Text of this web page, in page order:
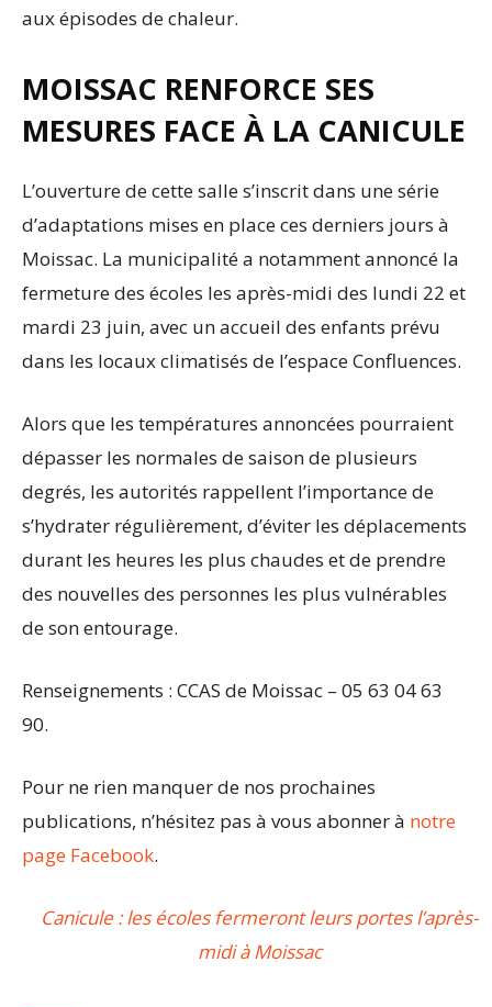
aux épisodes de chaleur.
MOISSAC RENFORCE SES
MESURES FACE À LA CANICULE
L’ouverture de cette salle s’inscrit dans une série
d’adaptations mises en place ces derniers jours à
Moissac. La municipalité a notamment annoncé la
fermeture des écoles les après-midi des lundi 22 et
mardi 23 juin, avec un accueil des enfants prévu
dans les locaux climatisés de l’espace Confluences.
Alors que les températures annoncées pourraient
dépasser les normales de saison de plusieurs
degrés, les autorités rappellent l’importance de
s’hydrater régulièrement, d’éviter les déplacements
durant les heures les plus chaudes et de prendre
des nouvelles des personnes les plus vulnérables
de son entourage.
Renseignements : CCAS de Moissac – 05 63 04 63
90.
Pour ne rien manquer de nos prochaines
publications, n’hésitez pas à vous abonner à notre
page Facebook.
Canicule : les écoles fermeront leurs portes l’après-
midi à Moissac